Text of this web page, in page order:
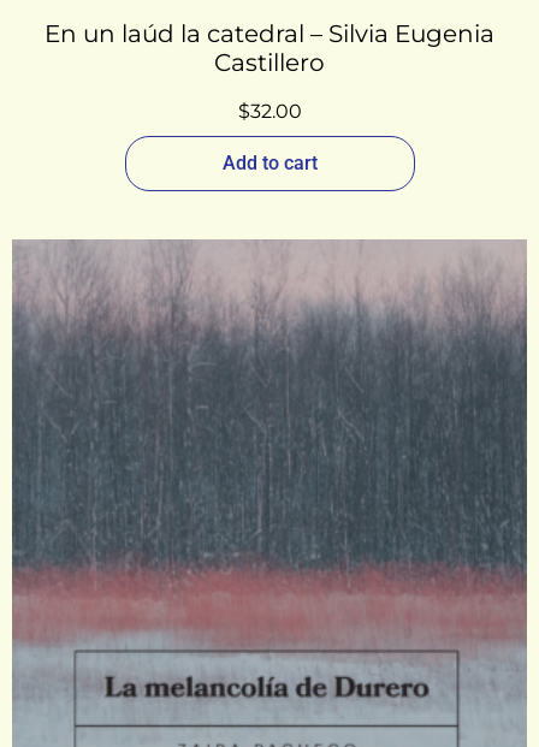
En un laúd la catedral – Silvia Eugenia
Castillero
$32.00
Add to cart